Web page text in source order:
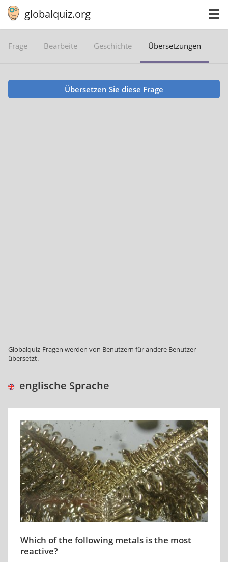
globalquiz.org
Frage Bearbeite Geschichte Übersetzungen
Übersetzen Sie diese Frage
Globalquiz-Fragen werden von Benutzern für andere Benutzer
übersetzt.
englische Sprache
Which of the following metals is the most
reactive?